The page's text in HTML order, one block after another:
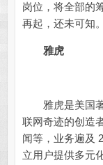
岗位，将全部的
再起，还未可知。
雅虎
雅虎是美国著
联网奇迹的创造
闻等，业务遍及
立用户提供多元